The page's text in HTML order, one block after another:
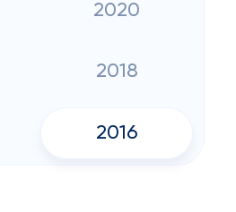
2020
2018
2016